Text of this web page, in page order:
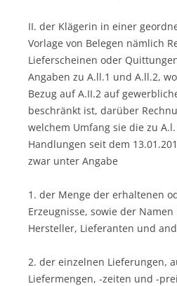
II. der Klägerin in einer
Vorlage von Belegen nämlich
Lieferscheinen oder
Angaben zu A.ll.1 und A.ll.2,
Bezug auf A.II.2 auf
beschränkt ist, darüber
welchem Umfang sie die zu
Handlungen seit dem
zwar unter Angabe
1. der Menge der erhaltenen
Erzeugnisse, sowie der
Hersteller, Lieferanten und
2. der einzelnen Lieferungen,
Liefermengen, -zeiten und -